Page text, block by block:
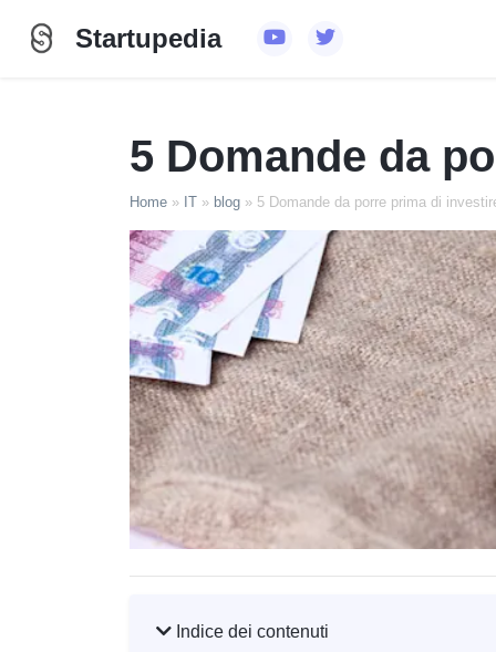
Startupedia
5 Domande da
Home » IT » blog » 5 Domande da porre prima di
Indice dei contenuti